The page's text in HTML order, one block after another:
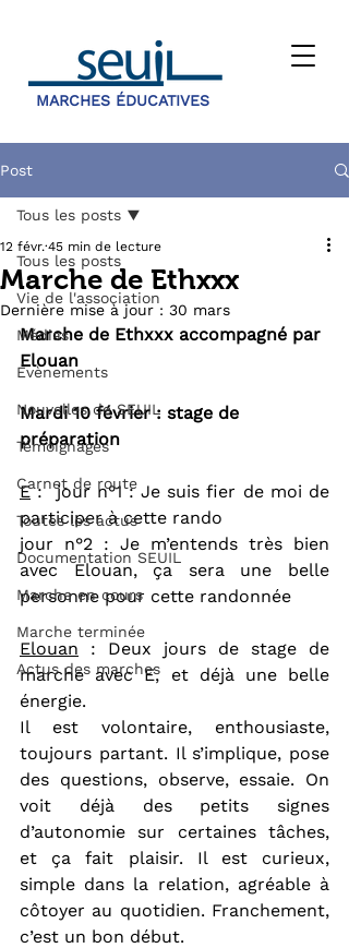
MARCHES ÉDUCATIVES
Post
Tous les posts
Vie de l'association
Médias
Évènements
Nouvelles de SEUIL
Témoignages
Carnet de route
Toutes les actus
Documentation SEUIL
Marche en cours
Marche terminée
Actus des marches
Tous les posts
Marche de Ethxxx
12 févr. 45 min de lecture
Dernière mise à jour : 30 mars
Marche de Ethxxx accompagné par
Elouan
Mardi 10 février : stage de
préparation
E :  jour n°1 : Je suis fier de moi de
participer à cette rando
jour n°2 : Je m’entends très bien
avec Elouan, ça sera une belle
personne pour cette randonnée
Elouan : Deux jours de stage de
marche avec E, et déjà une belle
énergie.
Il est volontaire, enthousiaste,
toujours partant. Il s’implique, pose
des questions, observe, essaie. On
voit déjà des petits signes
d’autonomie sur certaines tâches,
et ça fait plaisir. Il est curieux,
simple dans la relation, agréable à
côtoyer au quotidien. Franchement,
c’est un bon début.